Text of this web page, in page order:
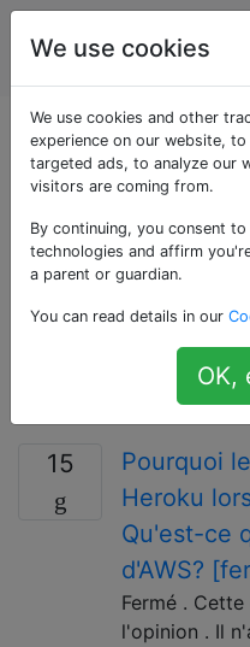
La
«heroku»
Heroku est une plate-
PHP et JVM. Il propose
basées sur Git, GitHub
services proposés en
complémentaires et une
15
Pourquoi
Heroku
Qu'est-ce
d'AWS?
Fermé .
l'opinion . Il
We use cookies
We use cookies and other
experience on our website,
targeted ads, to analyze our
visitors are coming from.
By continuing, you consent
technologies and affirm
a parent or guardian.
You can read details in our
OK,